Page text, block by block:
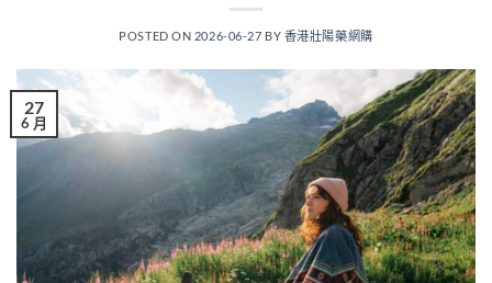
POSTED ON 2026-06-27 BY 香港壯陽藥網購
27
6 月